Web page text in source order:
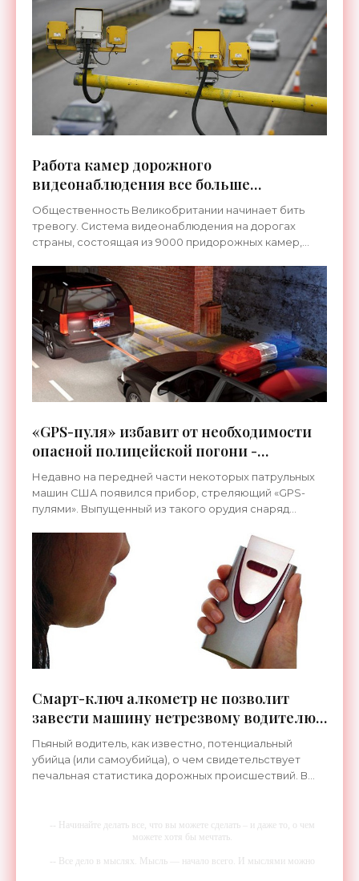
Хотя сбор средств
Работа камер дорожного
видеонаблюдения все больше
напоминает тотальную слежку -
«Технологии»
Общественность Великобритании начинает бить
тревогу. Система видеонаблюдения на дорогах
страны, состоящая из 9000 придорожных камер,
изображений, пополняя базу
«GPS-пуля» избавит от необходимости
опасной полицейской погони -
«Оружие»
Недавно на передней части некоторых патрульных
машин США появился прибор, стреляющий «GPS-
пулями». Выпущенный из такого орудия снаряд
Смарт-ключ алкометр не позволит
завести машину нетрезвому водителю -
«Гаджеты»
Пьяный водитель, как известно, потенциальный
убийца (или самоубийца), о чем свидетельствует
печальная статистика дорожных происшествий. В
-- Начинайте делать все, что вы можете сделать – и даже то, о чем
можете хотя бы мечтать.
-- Все дело в мыслях. Мысль — начало всего. И мыслями можно